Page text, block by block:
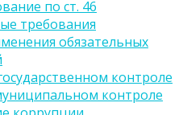
по ст. 46
требования
обязательных
контроле
контроле